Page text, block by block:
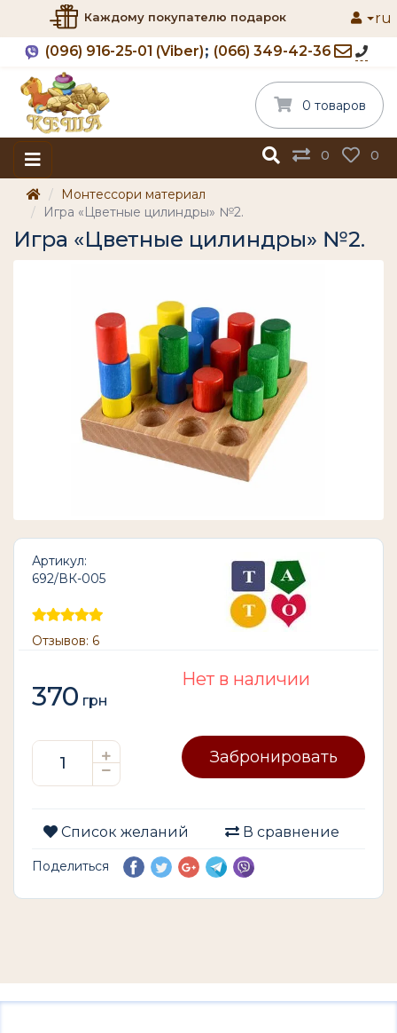
Каждому покупателю подарок
(096) 916-25-01 (Viber) (066) 349-42-36
ru
0 0
0 товаров
Монтессори материал
Игра «Цветные цилиндры» №2.
Игра «Цветные цилиндры» №2.
Артикул:
692/ВК-005
Отзывов: 6
370 грн
Нет в наличии
Забронировать
Список желаний В сравнение
Поделиться